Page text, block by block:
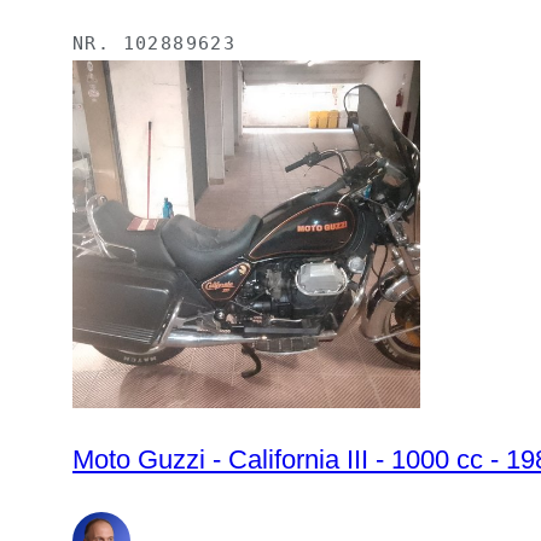
NR. 102889623
Moto Guzzi - California III - 1000 cc -